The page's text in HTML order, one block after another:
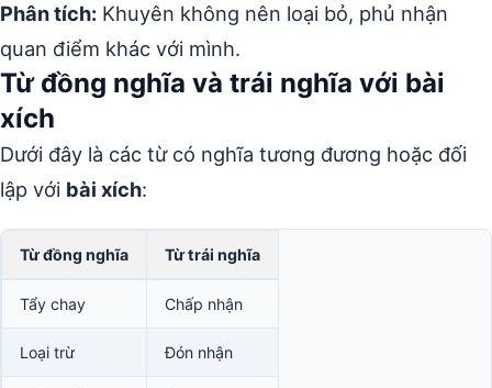
Phân tích: Khuyên không nên loại bỏ, phủ nhận
quan điểm khác với mình.
Từ đồng nghĩa và trái nghĩa với bài
xích
Dưới đây là các từ có nghĩa tương đương hoặc đối
lập với bài xích:
Từ đồng nghĩa Từ trái nghĩa
Tẩy chay Chấp nhận
Loại trừ Đón nhận